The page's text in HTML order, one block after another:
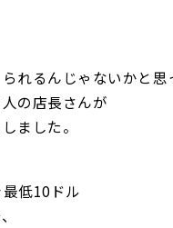
れるんじゃないかと思
の店長さんが
ました。
低10ドル